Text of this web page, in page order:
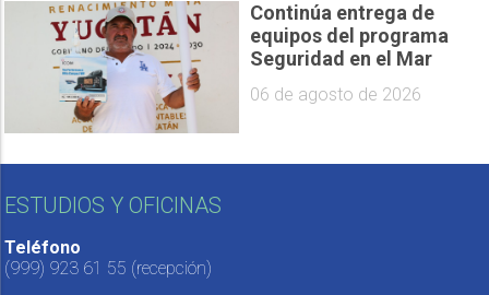
Continúa entrega de
equipos del programa
Seguridad en el Mar
06 de agosto de 2026
ESTUDIOS Y OFICINAS
Teléfono
(999) 923 61 55 (recepción)